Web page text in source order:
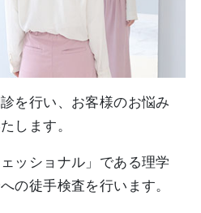
を行い、お客様のお悩み
します。
ッショナル」である理学
の徒手検査を行います。